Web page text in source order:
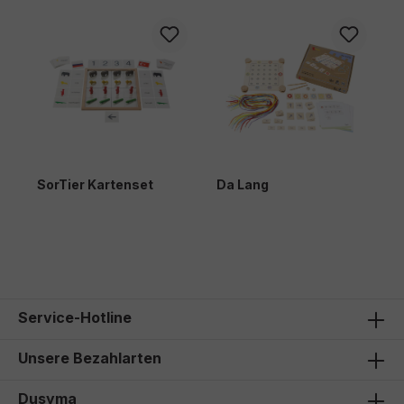
SorTier Kartenset Da Lang
Service-Hotline
Unsere Bezahlarten
Dusyma